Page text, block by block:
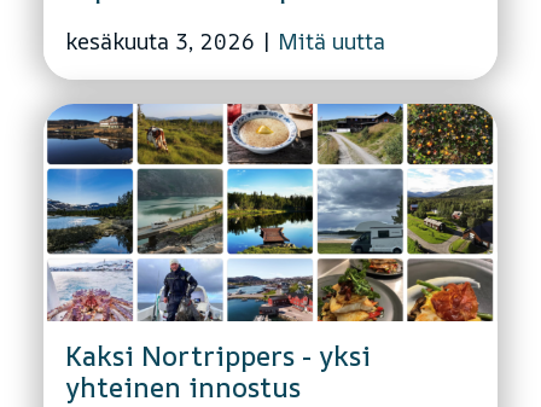
kesäkuuta 3, 2026 | Mitä uutta
Kaksi Nortrippers - yksi
yhteinen innostus